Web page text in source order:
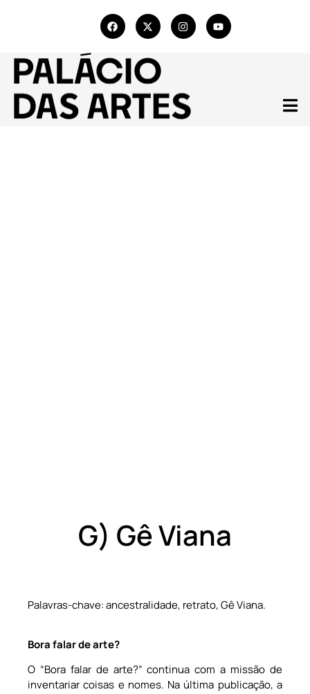
G) Gê Viana
Palavras-chave: ancestralidade, retrato, Gê Viana.
Bora falar de arte?
O “Bora falar de arte?” continua com a missão de
inventariar coisas e nomes. Na última publicação, a